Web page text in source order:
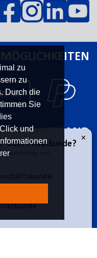
zu
zu
Durch die
Sie
und
VERSAND
UNTERNEHMEN
oder Privatkunde?